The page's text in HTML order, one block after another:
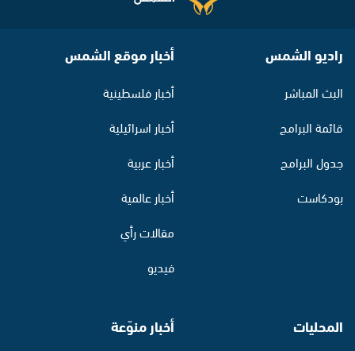
راديو الشمس
البث المباشر
قائمة البرامج
جدول البرامج
بودكاست
أخبار موقع الشمس
أخبار فلسطينية
أخبار اسرائيلية
أخبار عربية
أخبار عالمية
مقالات رأي
فيديو
المحليات أخبار منوّعة